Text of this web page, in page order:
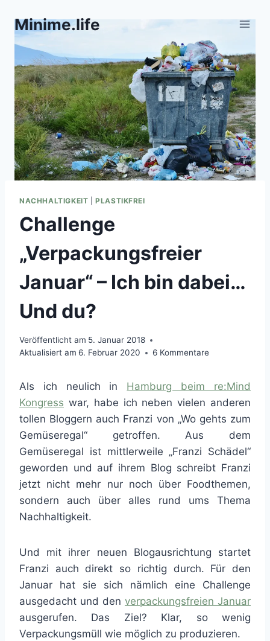
Inhalt
springen
Minime.life
NACHHALTIGKEIT |PLASTIKFREI
Challenge
„Verpackungsfreier
Januar“ – Ich bin dabei…
Und du?
Veröffentlicht am 5. Januar 2018
Aktualisiert am 6. Februar 2020 6 Kommentare
Als ich neulich in Hamburg beim re:Mind
Kongress war, habe ich neben vielen anderen
tollen Bloggern auch Franzi von „Wo gehts zum
Gemüseregal“ getroffen. Aus dem
Gemüseregal ist mittlerweile „Franzi Schädel“
geworden und auf ihrem Blog schreibt Franzi
jetzt nicht mehr nur noch über Foodthemen,
sondern auch über alles rund ums Thema
Nachhaltigkeit.
Und mit ihrer neuen Blogausrichtung startet
Franzi auch direkt so richtig durch. Für den
Januar hat sie sich nämlich eine Challenge
ausgedacht und den verpackungsfreien Januar
ausgerufen. Das Ziel? Klar, so wenig
Verpackungsmüll wie möglich zu produzieren.